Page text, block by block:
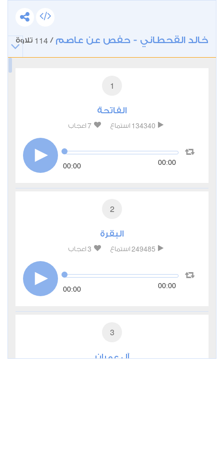
خالد القحطاني - حفص عن عاصم /
114 تلاوة
1
الفاتحة
134340 استماع 7 اعجاب
00:00 00:00
2
البقرة
249485 استماع 3 اعجاب
00:00 00:00
3
آل عمران